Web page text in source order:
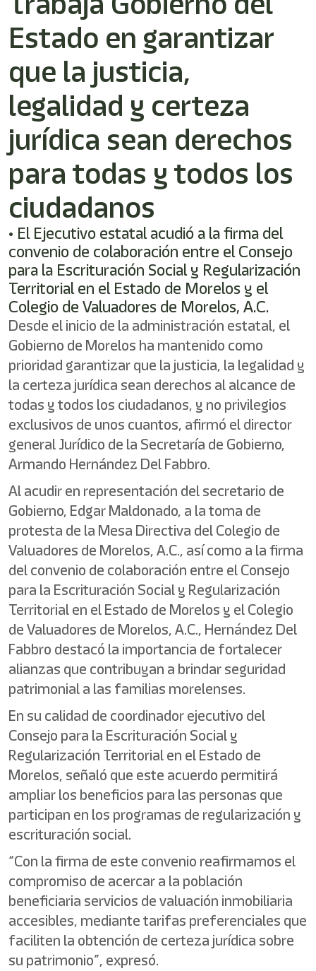
Estado en garantizar
que la justicia,
legalidad y certeza
jurídica sean derechos
para todas y todos los
ciudadanos
• El Ejecutivo estatal acudió a la firma del
convenio de colaboración entre el Consejo
para la Escrituración Social y Regularización
Territorial en el Estado de Morelos y el
Colegio de Valuadores de Morelos, A.C.
Desde el inicio de la administración estatal, el
Gobierno de Morelos ha mantenido como
prioridad garantizar que la justicia, la legalidad y
la certeza jurídica sean derechos al alcance de
todas y todos los ciudadanos, y no privilegios
exclusivos de unos cuantos, afirmó el director
general Jurídico de la Secretaría de Gobierno,
Armando Hernández Del Fabbro.
Al acudir en representación del secretario de
Gobierno, Edgar Maldonado, a la toma de
protesta de la Mesa Directiva del Colegio de
Valuadores de Morelos, A.C., así como a la firma
del convenio de colaboración entre el Consejo
para la Escrituración Social y Regularización
Territorial en el Estado de Morelos y el Colegio
de Valuadores de Morelos, A.C., Hernández Del
Fabbro destacó la importancia de fortalecer
alianzas que contribuyan a brindar seguridad
patrimonial a las familias morelenses.
En su calidad de coordinador ejecutivo del
Consejo para la Escrituración Social y
Regularización Territorial en el Estado de
Morelos, señaló que este acuerdo permitirá
ampliar los beneficios para las personas que
participan en los programas de regularización y
escrituración social.
“Con la firma de este convenio reafirmamos el
compromiso de acercar a la población
beneficiaria servicios de valuación inmobiliaria
accesibles, mediante tarifas preferenciales que
faciliten la obtención de certeza jurídica sobre
su patrimonio”, expresó.